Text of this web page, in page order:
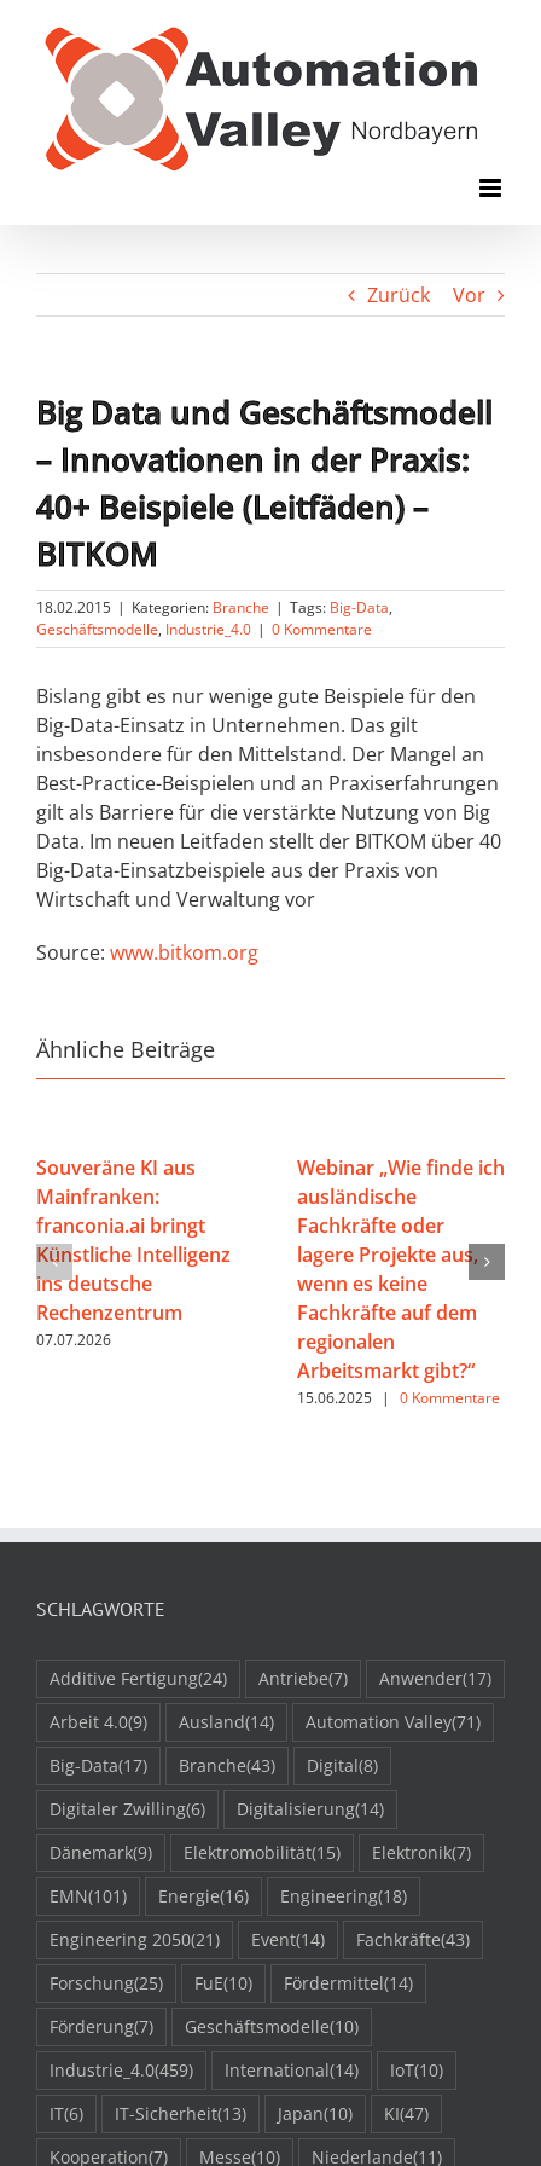
Inhalt
springen
Zurück Vor
Big Data und Geschäftsmodell
– Innovationen in der Praxis:
40+ Beispiele (Leitfäden) –
BITKOM
18.02.2015 | Kategorien: Branche | Tags: Big-Data,
Geschäftsmodelle, Industrie_4.0 | 0 Kommentare
Bislang gibt es nur wenige gute Beispiele für den
Big-Data-Einsatz in Unternehmen. Das gilt
insbesondere für den Mittelstand. Der Mangel an
Best-Practice-Beispielen und an Praxiserfahrungen
gilt als Barriere für die verstärkte Nutzung von Big
Data. Im neuen Leitfaden stellt der BITKOM über 40
Big-Data-Einsatzbeispiele aus der Praxis von
Wirtschaft und Verwaltung vor
Source: www.bitkom.org
Ähnliche Beiträge
Souveräne KI aus
Mainfranken:
franconia.ai bringt
Künstliche Intelligenz
ins deutsche
Rechenzentrum
07.07.2026
Webinar „Wie finde ich
ausländische
Fachkräfte oder
lagere Projekte aus,
wenn es keine
Fachkräfte auf dem
regionalen
Arbeitsmarkt gibt?“
15.06.2025 | 0 Kommentare
SCHLAGWORTE
Additive Fertigung(24) Antriebe(7) Anwender(17)
Arbeit 4.0(9) Ausland(14) Automation Valley(71)
Big-Data(17) Branche(43) Digital(8)
Digitaler Zwilling(6) Digitalisierung(14)
Dänemark(9) Elektromobilität(15) Elektronik(7)
EMN(101) Energie(16) Engineering(18)
Engineering 2050(21) Event(14) Fachkräfte(43)
Forschung(25) FuE(10) Fördermittel(14)
Förderung(7) Geschäftsmodelle(10)
Industrie_4.0(459) International(14) IoT(10)
IT(6) IT-Sicherheit(13) Japan(10) KI(47)
Kooperation(7) Messe(10) Niederlande(11)